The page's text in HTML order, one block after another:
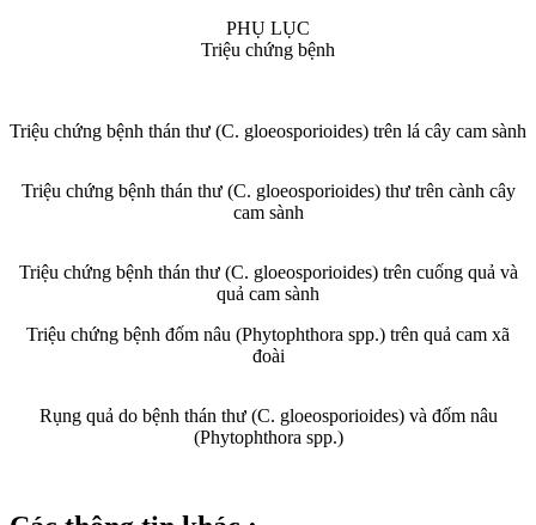
PHỤ LỤC
Triệu chứng bệnh
Triệu chứng bệnh thán thư (C. gloeosporioides) trên lá cây cam sành
Triệu chứng bệnh thán thư (C. gloeosporioides) thư trên cành cây
cam sành
Triệu chứng bệnh thán thư (C. gloeosporioides) trên cuống quả và
quả cam sành
Triệu chứng bệnh đốm nâu (Phytophthora spp.) trên quả cam xã
đoài
Rụng quả do bệnh thán thư (C. gloeosporioides) và đốm nâu
(Phytophthora spp.)